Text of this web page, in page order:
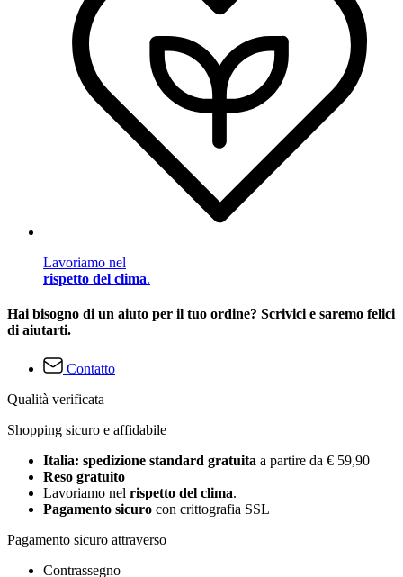
Lavoriamo nel
rispetto del clima.
Hai bisogno di un aiuto per il tuo ordine? Scrivici e saremo felici
di aiutarti.
Contatto
Qualità verificata
Shopping sicuro e affidabile
Italia: spedizione standard gratuita a partire da € 59,90
Reso gratuito
Lavoriamo nel rispetto del clima.
Pagamento sicuro con crittografia SSL
Pagamento sicuro attraverso
Contrassegno